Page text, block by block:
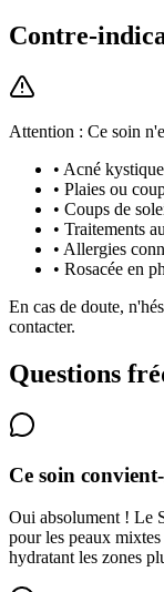
Contre-
Attention : Ce soin
• Acné
• Plaies ou
• Coups de
• Traitements
• Allergies
• Rosacée en
En cas de doute,
contacter.
Questions
Ce soin
Oui absolument ! Le
pour les peaux
hydratant les zones